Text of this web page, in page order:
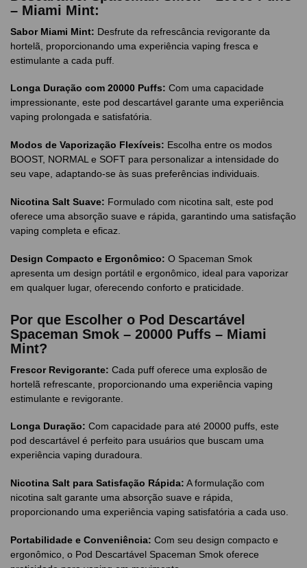
– Miami Mint:
Sabor Miami Mint: Desfrute da refrescância revigorante da
hortelã, proporcionando uma experiência vaping fresca e
estimulante a cada puff.
Longa Duração com 20000 Puffs: Com uma capacidade
impressionante, este pod descartável garante uma experiência
vaping prolongada e satisfatória.
Modos de Vaporização Flexíveis: Escolha entre os modos
BOOST, NORMAL e SOFT para personalizar a intensidade do
seu vape, adaptando-se às suas preferências individuais.
Nicotina Salt Suave: Formulado com nicotina salt, este pod
oferece uma absorção suave e rápida, garantindo uma satisfação
vaping completa e eficaz.
Design Compacto e Ergonômico: O Spaceman Smok
apresenta um design portátil e ergonômico, ideal para vaporizar
em qualquer lugar, oferecendo conforto e praticidade.
Por que Escolher o Pod Descartável
Spaceman Smok – 20000 Puffs – Miami
Mint?
Frescor Revigorante: Cada puff oferece uma explosão de
hortelã refrescante, proporcionando uma experiência vaping
estimulante e revigorante.
Longa Duração: Com capacidade para até 20000 puffs, este
pod descartável é perfeito para usuários que buscam uma
experiência vaping duradoura.
Nicotina Salt para Satisfação Rápida: A formulação com
nicotina salt garante uma absorção suave e rápida,
proporcionando uma experiência vaping satisfatória a cada uso.
Portabilidade e Conveniência: Com seu design compacto e
ergonômico, o Pod Descartável Spaceman Smok oferece